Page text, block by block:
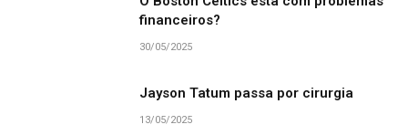
financeiros?
30/05/2025
Jayson Tatum passa por cirurgia
13/05/2025